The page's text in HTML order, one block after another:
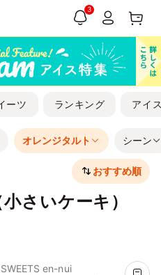
3
ーツ ランキング アイ
オレンジタルト シーン
おすすめ順
さいケーキ）
en-nui